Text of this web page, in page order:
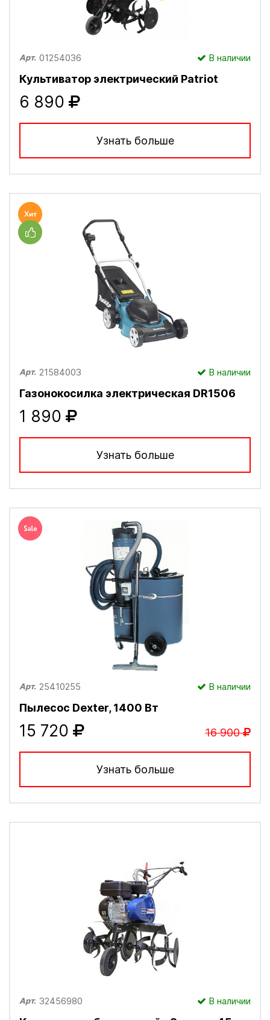
Арт. 01254036 В наличии
Культиватор электрический Patriot
6 890
Узнать больше
Арт. 21584003 В наличии
Газонокосилка электрическая DR1506
1 890
Узнать больше
Арт. 25410255 В наличии
Пылесос Dexter, 1400 Вт
15 720 16 900
Узнать больше
Арт. 32456980 В наличии